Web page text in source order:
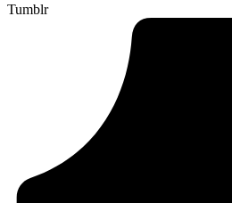
Tumblr